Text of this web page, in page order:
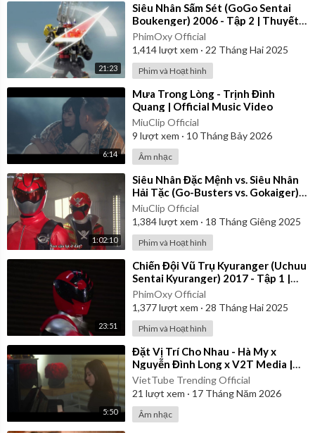
21:23
⁣Siêu Nhân Sấm Sét (GoGo Sentai
Boukenger) 2006 - Tập 2 | Thuyết
Minh
PhimOxy Official
1,414lượt xem · 22 Tháng Hai 2025
Phim và Hoạt hình
6:14
⁣Mưa Trong Lòng - Trịnh Đình
Quang | Official Music Video
MiuClip Official
9 lượt xem · 10 Tháng Bảy 2026
Âm nhạc
1:02:10
⁣Siêu Nhân Đặc Mệnh vs. Siêu Nhân
Hải Tặc (Go-Busters vs. Gokaiger) |
Vietsub
MiuClip Official
1,384lượt xem · 18 Tháng Giêng 2025
Phim và Hoạt hình
23:51
⁣Chiến Đội Vũ Trụ Kyuranger (Uchuu
Sentai Kyuranger) 2017 - Tập 1 |
Thuyết Minh
PhimOxy Official
1,377lượt xem · 28 Tháng Hai 2025
Phim và Hoạt hình
5:50
⁣Đặt Vị Trí Cho Nhau - Hà My x
Nguyễn Đình Long x V2T Media |
Official Music Video
VietTube Trending Official
21 lượt xem · 17 Tháng Năm 2026
Âm nhạc